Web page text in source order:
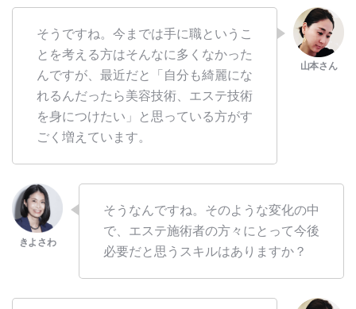
そうですね。今までは手に職というこ
とを考える方はそんなに多くなかった
んですが、最近だと「自分も綺麗にな
れるんだったら美容技術、エステ技術
を身につけたい」と思っている方がす
ごく増えています。
そうなんですね。そのような変化の中
で、エステ施術者の方々にとって今後
必要だと思うスキルはありますか？